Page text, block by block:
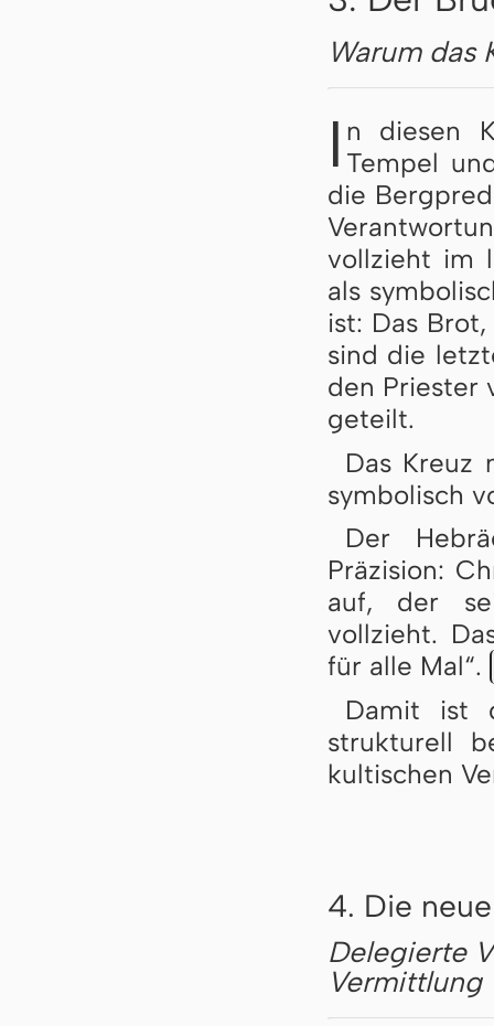
Warum das
I n diesen
Tempel
die
vollzieht im
als
ist: Das
sind die
den Priester
geteilt.
Das Kreuz
symbolisch
Der
Präzision:
auf, der
vollzieht.
für alle Mal“.
Damit ist
strukturell
kultischen
4. Die
Delegierte
Vermittlung